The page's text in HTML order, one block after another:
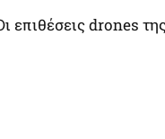
επιθέσεις drones